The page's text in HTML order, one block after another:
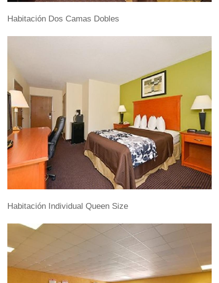
Habitación Dos Camas Dobles
Habitación Individual Queen Size